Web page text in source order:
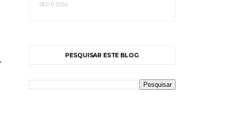
SEP 11, 2024
PESQUISAR ESTE BLOG